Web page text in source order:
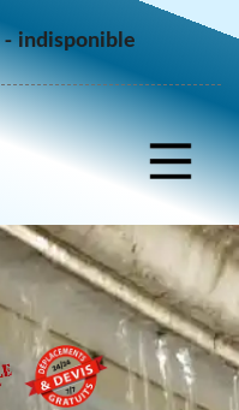
indisponible